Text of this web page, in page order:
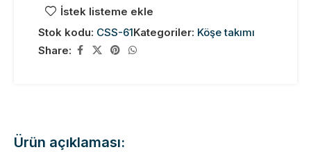
İstek listeme ekle
Stok kodu: CSS-61Kategoriler: Köşe takımı
Share:
Ürün açıklaması: